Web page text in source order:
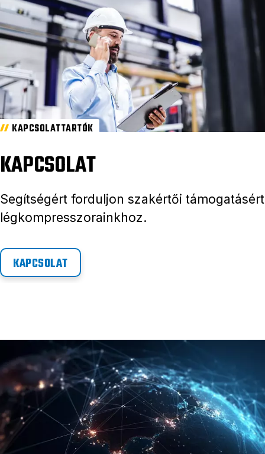
KAPCSOLATTARTÓK
KAPCSOLAT
Segítségért forduljon szakértői támogatásért
légkompresszorainkhoz.
KAPCSOLAT